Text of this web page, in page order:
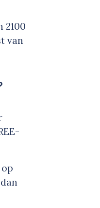
2100
van